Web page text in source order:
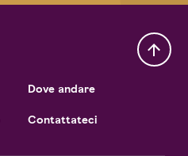
Dove andare
Contattateci